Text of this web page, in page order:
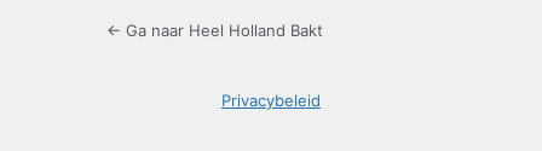
← Ga naar Heel Holland Bakt
Privacybeleid